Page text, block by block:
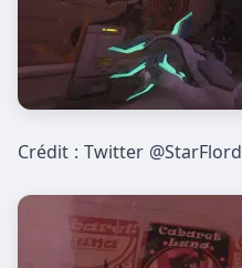
Crédit : Twitter @StarFlord